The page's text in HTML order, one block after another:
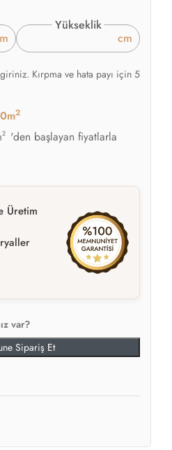
Yükseklik
cm
Kırpma ve hata payı için 5
2
2 'den başlayan fiyatlarla
Üretim
var?
Sipariş Et